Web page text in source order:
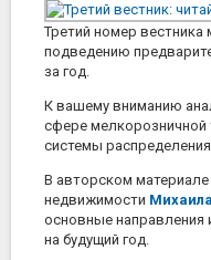
Третий номер
подведению
за год.
К вашему вниманию
сфере мелкорозничной
системы
В авторском
недвижимости
основные направления
на будущий год.